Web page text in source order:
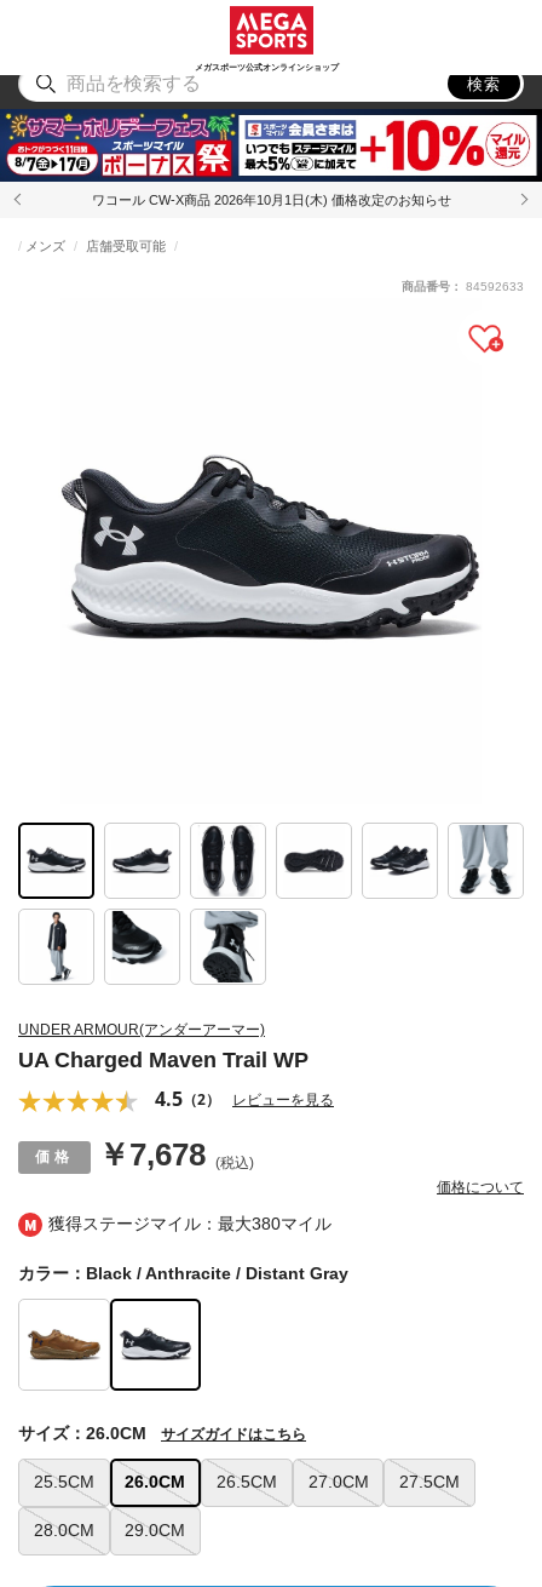
メガスポーツ公式オンラインショップ
アウトドア
検索
ワコール CW-X商品 2026年10月1日(木) 価格改定のお知らせ
獲得ステージマイル：最大380マイル
UNDER ARMOUR(アンダーアーマー)
UA Charged Maven Trail WP
4.5 （2） レビューを見る
メンズ 店舗受取可能
￥7,678 (税込)
価格について
商品番号： 84592633
カラー：Black / Anthracite / Distant Gray
25.5CM 26.0CM 26.5CM 27.0CM 27.5CM
28.0CM 29.0CM
サイズ：26.0CM サイズガイドはこちら